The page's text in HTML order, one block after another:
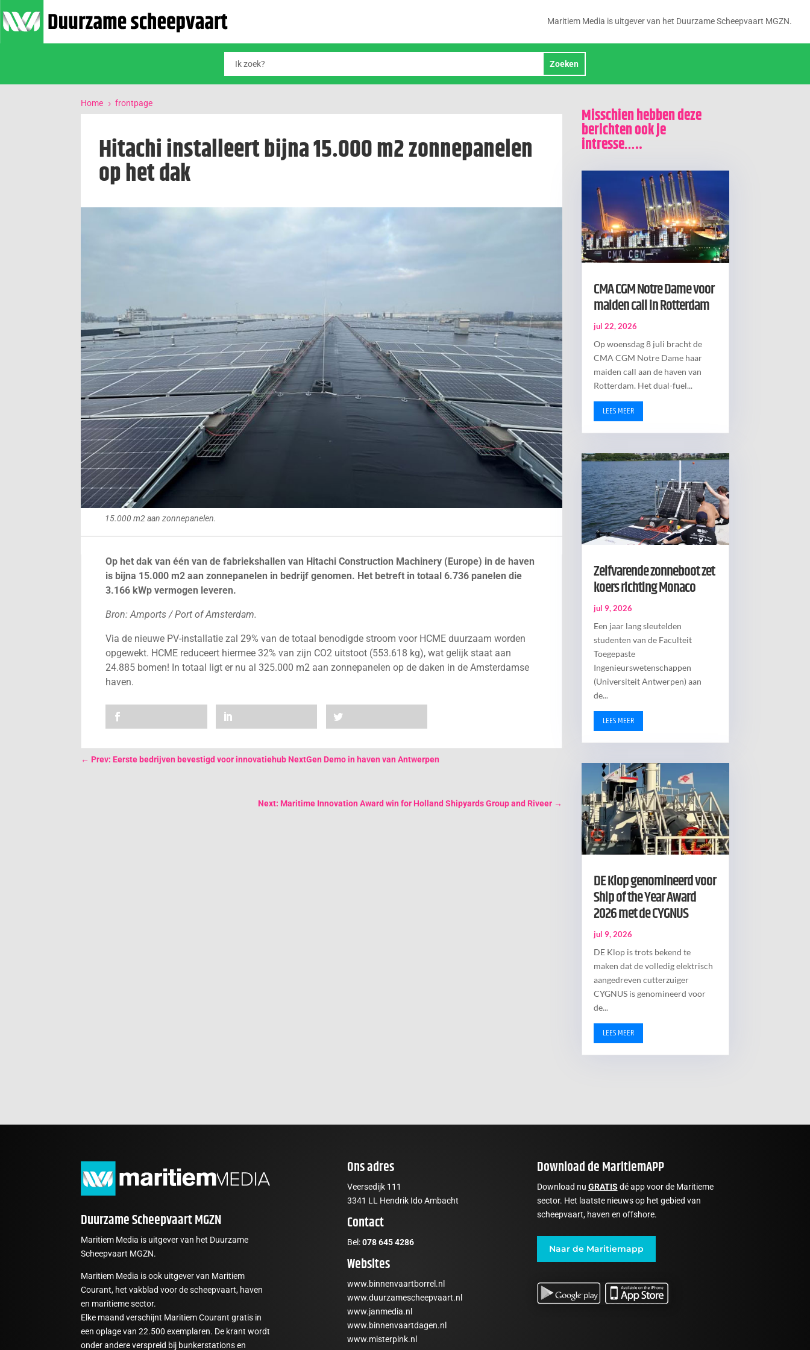
Maritiem Media is uitgever van het Duurzame Scheepvaart MGZN.
Home 5 frontpage
Hitachi installeert bijna 15.000 m2 zonnepanelen
op het dak
15.000 m2 aan zonnepanelen.
Op het dak van één van de fabriekshallen van Hitachi Construction Machinery (Europe) in de haven
is bijna 15.000 m2 aan zonnepanelen in bedrijf genomen. Het betreft in totaal 6.736 panelen die
3.166 kWp vermogen leveren.
Bron: Amports / Port of Amsterdam.
Via de nieuwe PV-installatie zal 29% van de totaal benodigde stroom voor HCME duurzaam worden
opgewekt. HCME reduceert hiermee 32% van zijn CO2 uitstoot (553.618 kg), wat gelijk staat aan
24.885 bomen! In totaal ligt er nu al 325.000 m2 aan zonnepanelen op de daken in de Amsterdamse
haven.
← Prev: Eerste bedrijven bevestigd voor innovatiehub NextGen Demo in haven van Antwerpen
Next: Maritime Innovation Award win for Holland Shipyards Group and Riveer→
Misschien hebben deze
berichten ook je
intresse…..
CMA CGM Notre Dame voor
maiden call in Rotterdam
jul 22, 2026
Op woensdag 8 juli bracht de
CMA CGM Notre Dame haar
maiden call aan de haven van
Rotterdam. Het dual-fuel...
LEES MEER
Zelfvarende zonneboot zet
koers richting Monaco
jul 9, 2026
Een jaar lang sleutelden
studenten van de Faculteit
Toegepaste
Ingenieurswetenschappen
(Universiteit Antwerpen) aan
de...
LEES MEER
DE Klop genomineerd voor
Ship of the Year Award
2026 met de CYGNUS
jul 9, 2026
DE Klop is trots bekend te
maken dat de volledig elektrisch
aangedreven cutterzuiger
CYGNUS is genomineerd voor
de...
LEES MEER
Duurzame Scheepvaart MGZN
Maritiem Media is uitgever van het Duurzame
Scheepvaart MGZN.
Maritiem Media is ook uitgever van Maritiem
Courant, het vakblad voor de scheepvaart, haven
en maritieme sector.
Elke maand verschijnt Maritiem Courant gratis in
een oplage van 22.500 exemplaren. De krant wordt
onder andere verspreid bij bunkerstations en
Ons adres
Veersedijk 111
3341 LL Hendrik Ido Ambacht
Contact
Bel:078 645 4286
Websites
www.binnenvaartborrel.nl
www.duurzamescheepvaart.nl
www.janmedia.nl
www.binnenvaartdagen.nl
www.misterpink.nl
Download de MaritiemAPP
Download nu GRATIS dé app voor de Maritieme
sector. Het laatste nieuws op het gebied van
scheepvaart, haven en offshore.
Naar de Maritiemapp